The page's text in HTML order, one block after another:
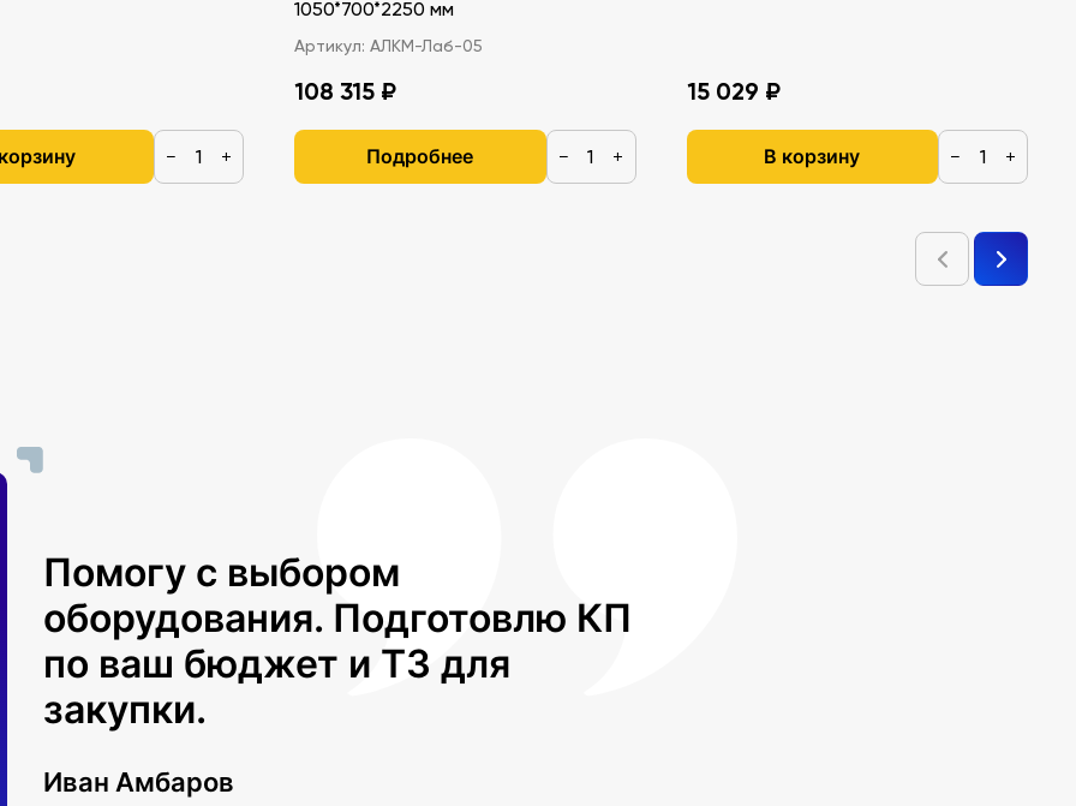
− +
1050*700*2250 мм
Артикул: АЛКМ-Лаб-05
108 315 ₽
Подробнее − +
15 029 ₽
В корзину − +
Помогу с выбором
оборудования. Подготовлю КП
по ваш бюджет и ТЗ для
закупки.
Иван Амбаров